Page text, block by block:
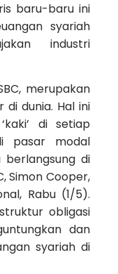
baru-baru ini
syariah
industri
merupakan
di dunia. Hal ini
di setiap
pasar modal
berlangsung di
Simon Cooper,
Rabu (1/5).
obligasi
dan
syariah di